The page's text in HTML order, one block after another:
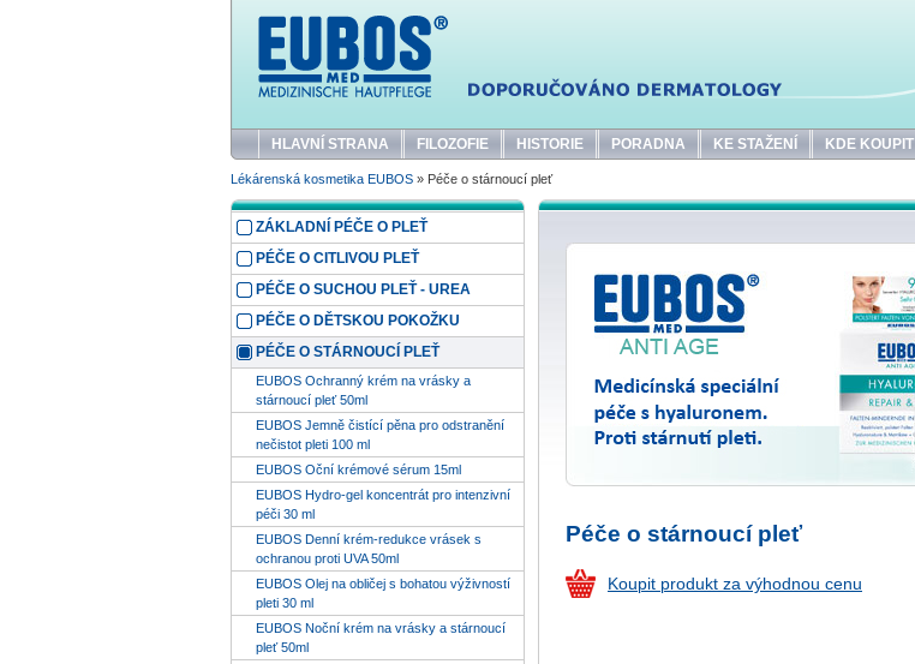
HLAVNÍ STRANA FILOZOFIE HISTORIE PORADNA KE STAŽENÍ KDE KOUPIT
Lékárenská kosmetika EUBOS » Péče o stárnoucí pleť
Péče o stárnoucí pleť
Koupit produkt za výhodnou cenu
ZÁKLADNÍ PÉČE O PLEŤ
PÉČE O CITLIVOU PLEŤ
PÉČE O SUCHOU PLEŤ - UREA
PÉČE O DĚTSKOU POKOŽKU
PÉČE O STÁRNOUCÍ PLEŤ
EUBOS Ochranný krém na vrásky a
stárnoucí pleť 50ml
EUBOS Jemně čistící pěna pro odstranění
nečistot pleti 100 ml
EUBOS Oční krémové sérum 15ml
EUBOS Hydro-gel koncentrát pro intenzivní
péči 30 ml
EUBOS Denní krém-redukce vrásek s
ochranou proti UVA 50ml
EUBOS Olej na obličej s bohatou výživností
pleti 30 ml
EUBOS Noční krém na vrásky a stárnoucí
pleť 50ml